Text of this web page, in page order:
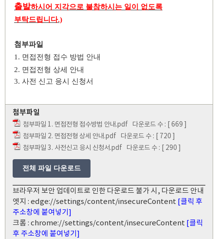
출발하시어 지각으로 불참하시는 일이 없도록
부탁드립니다.)
첨부파일
1. 면접전형 접수 방법 안내
2. 면접전형 상세 안내
3. 사전 신고 응시 신청서
첨부파일
첨부파일 1. 면접전형 접수방법 안내.pdf 다운로드 수 : [ 669 ]
첨부파일 2. 면접전형 상세 안내.pdf 다운로드 수 : [ 720 ]
첨부파일 3. 사전신고 응시 신청서.pdf 다운로드 수 : [ 290 ]
전체 파일 다운로드
브라우저 보안 업데이트로 인한 다운로드 불가 시, 다운로드 안내
엣지 : edge://settings/content/insecureContent [클릭 후
주소창에 붙여넣기]
크롬 : chrome://settings/content/insecureContent [클릭
후 주소창에 붙여넣기]